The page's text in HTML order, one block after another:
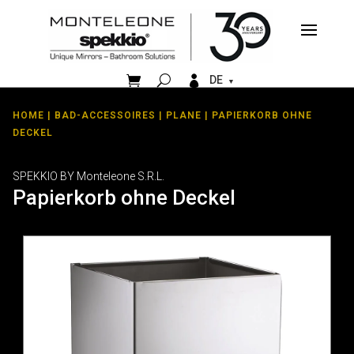
  DE
HOME | BAD-ACCESSOIRES | PLANE | PAPIERKORB OHNE
DECKEL
SPEKKIO BY Monteleone S.R.L.
Papierkorb ohne Deckel